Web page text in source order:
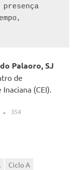
Palaoro, SJ
de
(CEI).
354
Ciclo A